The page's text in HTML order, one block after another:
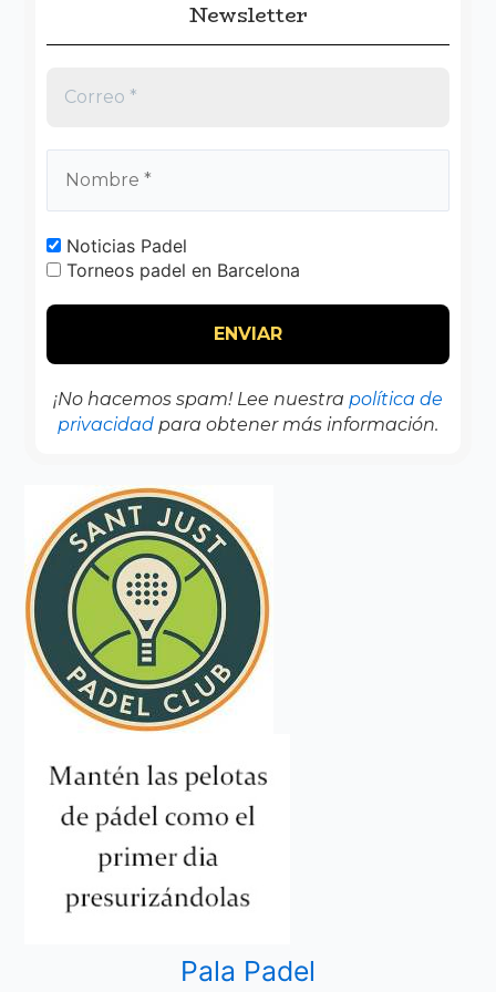
Newsletter
Noticias Padel
Torneos padel en Barcelona
¡No hacemos spam! Lee nuestra política de
privacidad para obtener más información.
Pala Padel